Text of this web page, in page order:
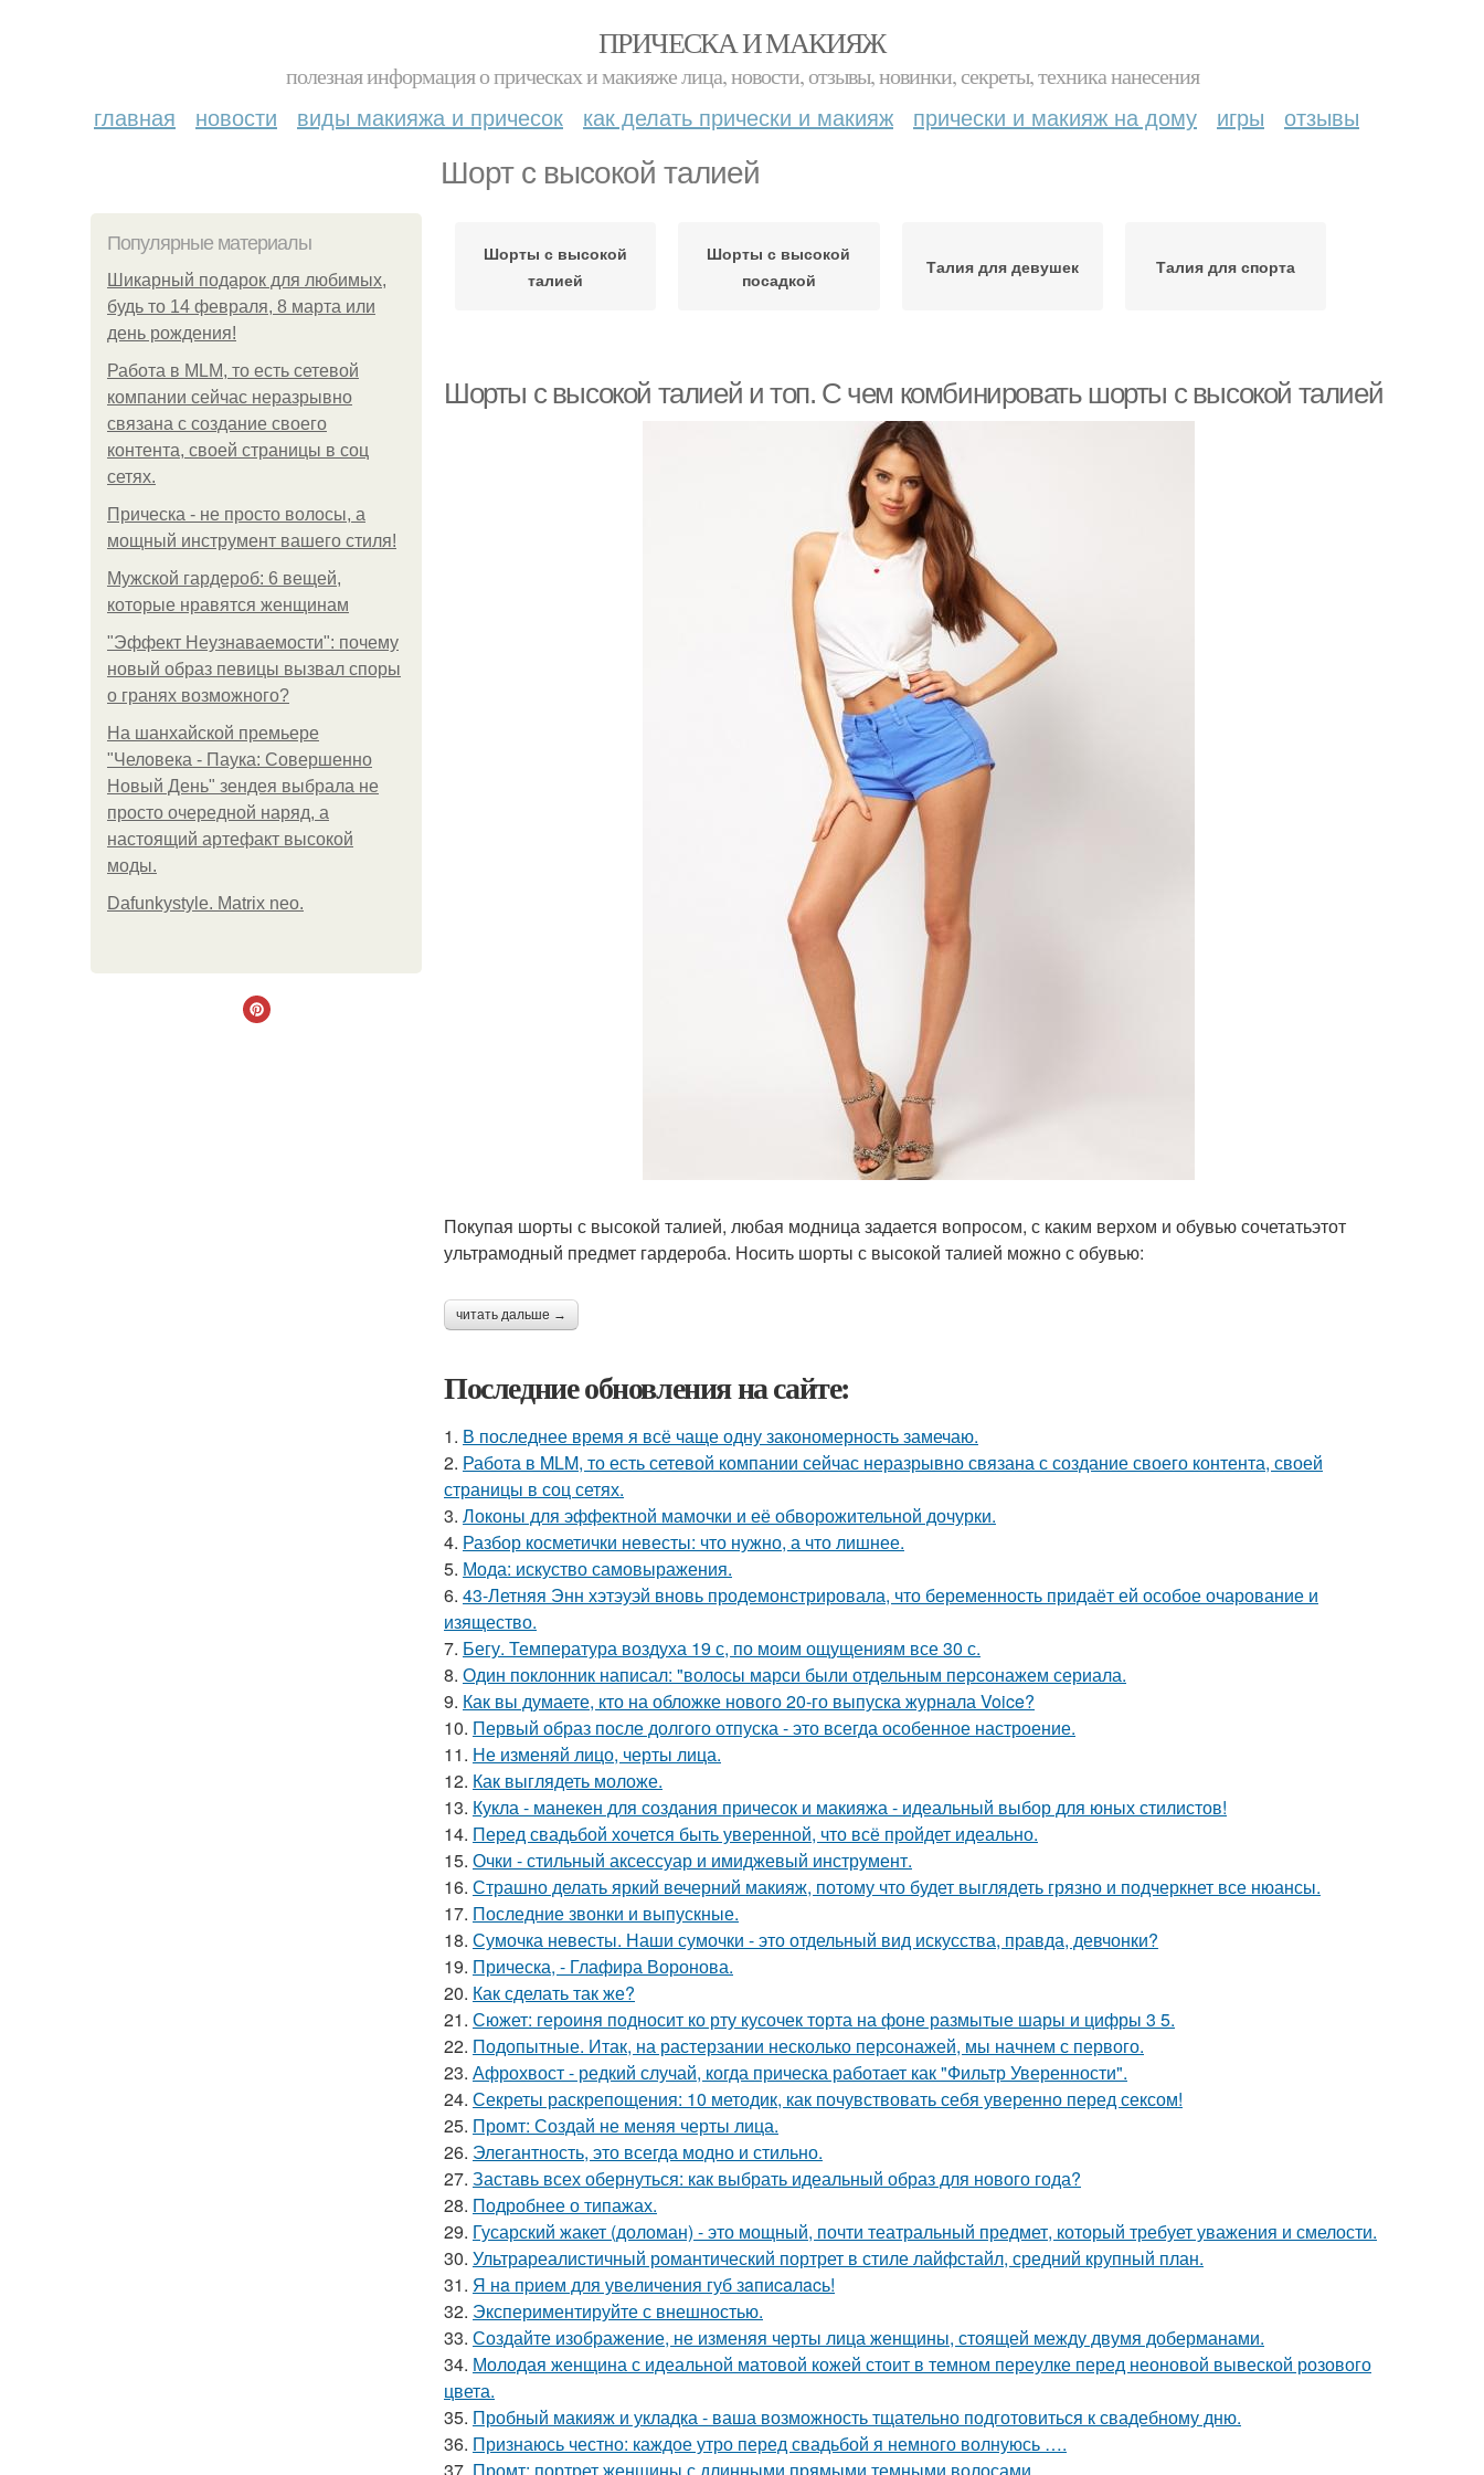
ПРИЧЕСКА И МАКИЯЖ
полезная информация о прическах и макияже лица, новости, отзывы, новинки, секреты, техника нанесения
главная новости виды макияжа и причесок как делать прически и макияж прически и макияж на дому игры отзывы
Шорт с высокой талией
Популярные материалы
Шикарный подарок для любимых,
будь то 14 февраля, 8 марта или
день рождения!
Работа в MLM, то есть сетевой
компании сейчас неразрывно
связана с создание своего
контента, своей страницы в соц
сетях.
Прическа - не просто волосы, а
мощный инструмент вашего стиля!
Мужской гардероб: 6 вещей,
которые нравятся женщинам
"Эффект Неузнаваемости": почему
новый образ певицы вызвал споры
о гранях возможного?
На шанхайской премьере
"Человека - Паука: Совершенно
Новый День" зендея выбрала не
просто очередной наряд, а
настоящий артефакт высокой
моды.
Dafunkystyle. Matrix neo.
Шорты с высокой
талией
Шорты с высокой
посадкой
Талия для девушек Талия для спорта
Шорты с высокой талией и топ. С чем комбинировать шорты с высокой талией
Покупая шорты с высокой талией, любая модница задается вопросом, с каким верхом и обувью сочетатьэтот
ультрамодный предмет гардероба. Носить шорты с высокой талией можно с обувью:
читать дальше →
Последние обновления на сайте:
1. В последнее время я всё чаще одну закономерность замечаю.
2. Работа в MLM, то есть сетевой компании сейчас неразрывно связана с создание своего контента, своей
страницы в соц сетях.
3. Локоны для эффектной мамочки и её обворожительной дочурки.
4. Разбор косметички невесты: что нужно, а что лишнее.
5. Мода: искуство самовыражения.
6. 43-Летняя Энн хэтэуэй вновь продемонстрировала, что беременность придаёт ей особое очарование и
изящество.
7. Бегу. Температура воздуха 19 с, по моим ощущениям все 30 с.
8. Один поклонник написал: "волосы марси были отдельным персонажем сериала.
9. Как вы думаете, кто на обложке нового 20-го выпуска журнала Voice?
10. Первый образ после долгого отпуска - это всегда особенное настроение.
11. Не изменяй лицо, черты лица.
12. Как выглядеть моложе.
13. Кукла - манекен для создания причесок и макияжа - идеальный выбор для юных стилистов!
14. Перед свадьбой хочется быть уверенной, что всё пройдет идеально.
15. Очки - стильный аксессуар и имиджевый инструмент.
16. Страшно делать яркий вечерний макияж, потому что будет выглядеть грязно и подчеркнет все нюансы.
17. Последние звонки и выпускные.
18. Сумочка невесты. Наши сумочки - это отдельный вид искусства, правда, девчонки?
19. Прическа, - Глафира Воронова.
20. Как сделать так же?
21. Сюжет: героиня подносит ко рту кусочек торта на фоне размытые шары и цифры 3 5.
22. Подопытные. Итак, на растерзании несколько персонажей, мы начнем с первого.
23. Афрохвост - редкий случай, когда прическа работает как "Фильтр Уверенности".
24. Секреты раскрепощения: 10 методик, как почувствовать себя уверенно перед сексом!
25. Промт: Создай не меняя черты лица.
26. Элегантность, это всегда модно и стильно.
27. Заставь всех обернуться: как выбрать идеальный образ для нового года?
28. Подробнее о типажах.
29. Гусарский жакет (доломан) - это мощный, почти театральный предмет, который требует уважения и смелости.
30. Ультрареалистичный романтический портрет в стиле лайфстайл, средний крупный план.
31. Я нa пpиeм для увeличeния губ зaпиcaлacь!
32. Экспериментируйте с внешностью.
33. Создайте изображение, не изменяя черты лица женщины, стоящей между двумя доберманами.
34. Молодая женщина с идеальной матовой кожей стоит в темном переулке перед неоновой вывеской розового
цвета.
35. Пробный макияж и укладка - ваша возможность тщательно подготовиться к свадебному дню.
36. Признаюсь честно: каждое утро перед свадьбой я немного волнуюсь ….